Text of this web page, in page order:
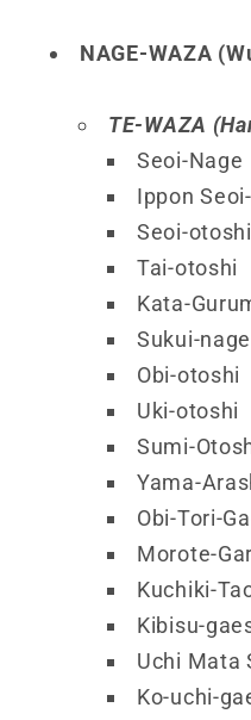
NAGE-WAZA
TE-WAZA
Seoi-Nage
Ippon
Seoi-otoshi
Tai-otoshi
Kata-
Sukui-nage
Obi-otoshi
Uki-otoshi
Sumi-
Yama-
Obi-Tori-
Morote-
Kuchiki-
Kibisu-
Uchi Mata
Ko-uchi-